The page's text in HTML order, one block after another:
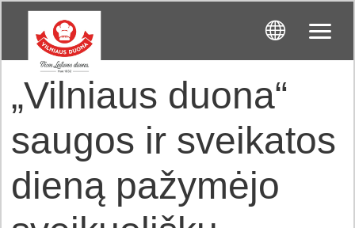
„Vilniaus duona“
saugos ir sveikatos
dieną pažymėjo